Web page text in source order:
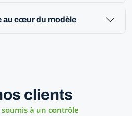
au cœur du modèle
clients
à un contrôle